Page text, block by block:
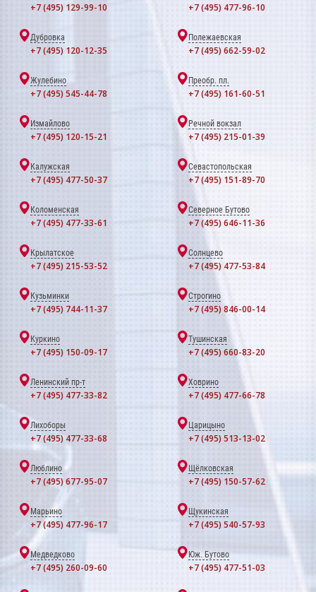
+7 (495) 129-99-10 +7 (495) 477-96-10
Дубровка
+7 (495) 120-12-35
Полежаевская
+7 (495) 662-59-02
Жулебино
+7 (495) 545-44-78
Преобр. пл.
+7 (495) 161-60-51
Измайлово
+7 (495) 120-15-21
Речной вокзал
+7 (495) 215-01-39
Калужская
+7 (495) 477-50-37
Севастопольская
+7 (495) 151-89-70
Коломенская
+7 (495) 477-33-61
Северное Бутово
+7 (495) 646-11-36
Крылатское
+7 (495) 215-53-52
Солнцево
+7 (495) 477-53-84
Кузьминки
+7 (495) 744-11-37
Строгино
+7 (495) 846-00-14
Куркино
+7 (495) 150-09-17
Тушинская
+7 (495) 660-83-20
Ленинский пр-т
+7 (495) 477-33-82
Ховрино
+7 (495) 477-66-78
Лихоборы
+7 (495) 477-33-68
Царицыно
+7 (495) 513-13-02
Люблино
+7 (495) 677-95-07
Щёлковская
+7 (495) 150-57-62
Марьино
+7 (495) 477-96-17
Щукинская
+7 (495) 540-57-93
Медведково
+7 (495) 260-09-60
Юж. Бутово
+7 (495) 477-51-03